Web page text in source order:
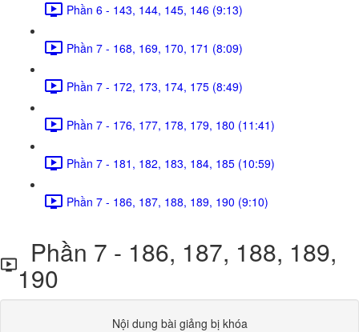
Phần 6 - 143, 144, 145, 146 (9:13)
Phần 7 - 168, 169, 170, 171 (8:09)
Phần 7 - 172, 173, 174, 175 (8:49)
Phần 7 - 176, 177, 178, 179, 180 (11:41)
Phần 7 - 181, 182, 183, 184, 185 (10:59)
Phần 7 - 186, 187, 188, 189, 190 (9:10)
Phần 7 - 186, 187, 188, 189,
190
Nội dung bài giảng bị khóa